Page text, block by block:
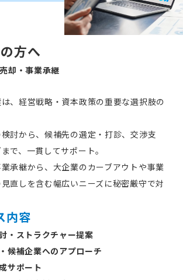
方へ
却・事業承継
、経営戦略・資本政策の重要な選択肢の
討から、候補先の選定・打診、交渉支
で、一貫してサポート。
承継から、大企業のカーブアウトや事業
直しを含む幅広いニーズに秘密厳守で対
内容
・ストラクチャー提案
候補企業へのアプローチ
サポート